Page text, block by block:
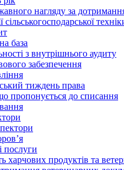
нагляду за
сільськогосподарської
база
з внутрішнього аудиту
забезпечення
тиждень права
пропонується до списання
послуги
харчових продуктів та